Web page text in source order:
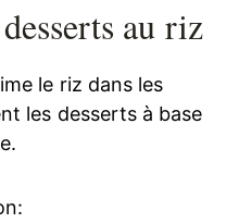
au riz
le riz dans les
les desserts à base